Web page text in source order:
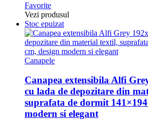
Favorite
Vezi produsul
Stoc epuizat
Canapele
Canapea extensibila Alfi
cu lada de depozitare din
suprafata de dormit
modern si elegant